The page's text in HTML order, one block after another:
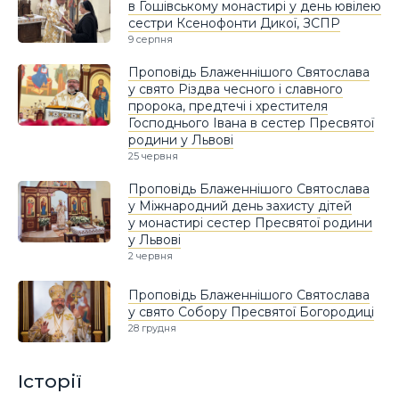
в Гошівському монастирі у день ювілею
сестри Ксенофонти Дикої, ЗСПР
9 серпня
Проповідь Блаженнішого Святослава
у свято Різдва чесного і славного
пророка, предтечі і хрестителя
Господнього Івана в сестер Пресвятої
родини у Львові
25 червня
Проповідь Блаженнішого Святослава
у Міжнародний день захисту дітей
у монастирі сестер Пресвятої родини
у Львові
2 червня
Проповідь Блаженнішого Святослава
у свято Собору Пресвятої Богородиці
28 грудня
Історії